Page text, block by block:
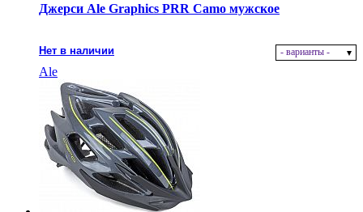
Джерси Ale Graphics PRR Camo мужское
Нет в наличии - варианты -
Ale